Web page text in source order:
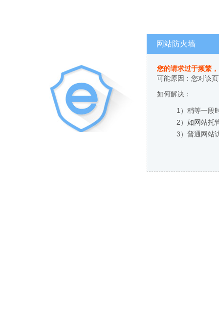
网站防火墙
您的请求过于频繁
可能原因：您对该
如何解决：
1）稍等一段
2）如网站托
3）普通网站